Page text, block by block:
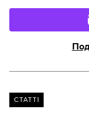
СТАТТІ